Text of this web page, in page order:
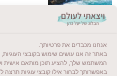
אנחנו מכבדים את פרטיותך.
באתר זה אנו עושים שימוש בקובצי
המשתמש שלך, להציע תוכן מותאם אישית
באפשרותך לבחור אילו קובצי עוגיות
ייעדים מומלצים
מדריכים ועזרים